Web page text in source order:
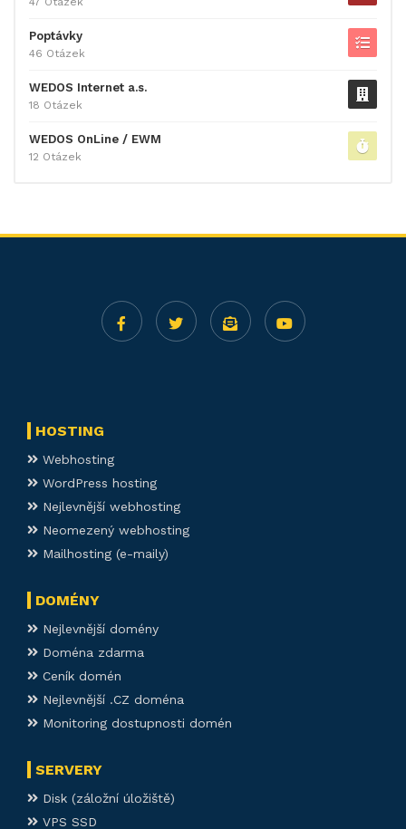
Poptávky
46 Otázek
WEDOS Internet a.s.
18 Otázek
WEDOS OnLine / EWM
12 Otázek
HOSTING
Webhosting
WordPress hosting
Nejlevnější webhosting
Neomezený webhosting
Mailhosting (e-maily)
DOMÉNY
Nejlevnější domény
Doména zdarma
Ceník domén
Nejlevnější .CZ doména
Monitoring dostupnosti domén
SERVERY
Disk (záložní úložiště)
VPS SSD